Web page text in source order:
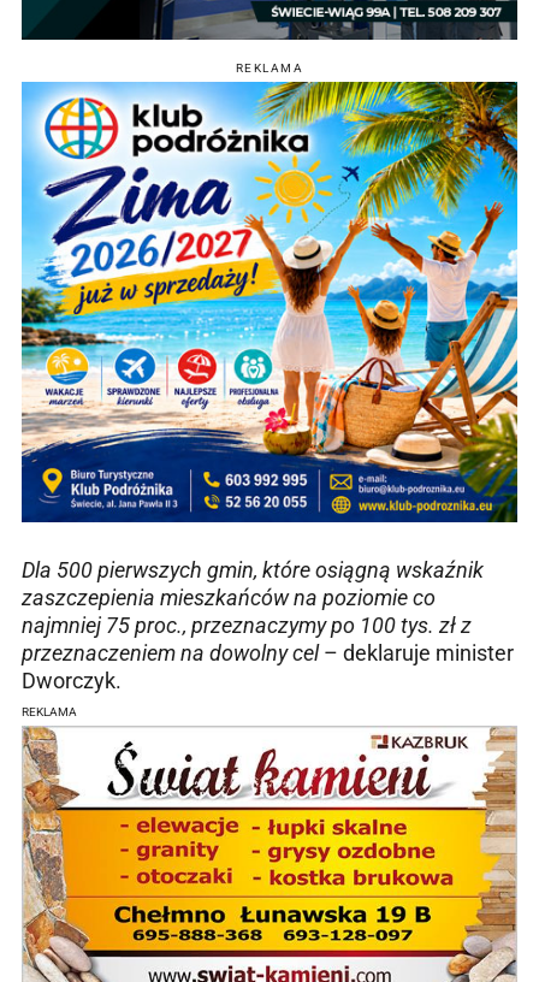
REKLAMA
Dla 500 pierwszych gmin, które osiągną wskaźnik
zaszczepienia mieszkańców na poziomie co
najmniej 75 proc., przeznaczymy po 100 tys. zł z
przeznaczeniem na dowolny cel– deklaruje minister
Dworczyk.
REKLAMA